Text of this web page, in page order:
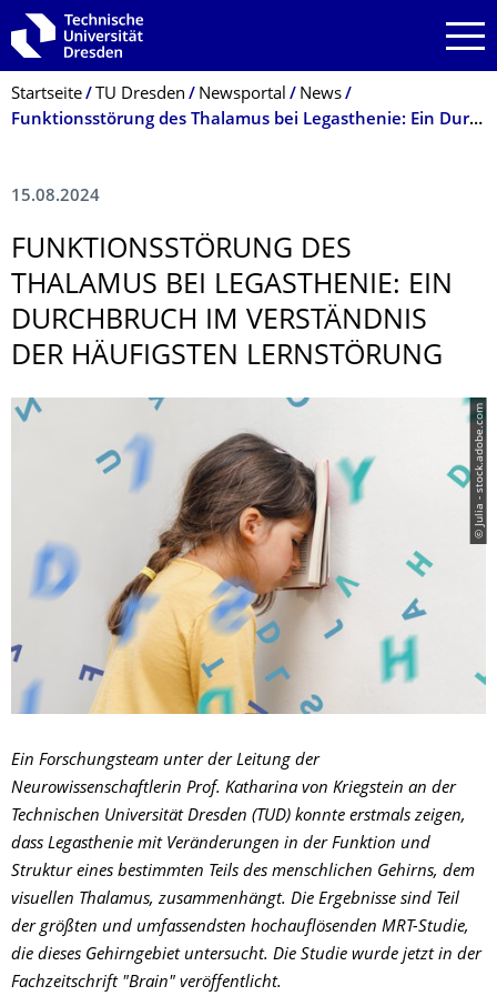
Zur Hauptnavigation springen
Zur Suche springen
Zum Inhalt springen
Breadcrumb-Menü
Startseite TU Dresden Newsportal
News
Funktionsstörung des Thalamus bei Legasthenie: Ein Durchbruch im Verständnis der häufigsten Lernstörung
15.08.2024
FUNKTIONSSTÖ­RUNG DES
THALAMUS BEI LEGASTHENIE: EIN
DURCHBRUCH IM VERSTÄNDNIS
DER HÄUFIGSTEN LERNSTÖRUNG
© Julia - stock.adobe.com
Ein Forschungsteam unter der Leitung der
Neurowissenschaftlerin Prof. Katharina von Kriegstein an der
Technischen Universität Dresden (TUD) konnte erstmals zeigen,
dass Legasthenie mit Veränderungen in der Funktion und
Struktur eines bestimmten Teils des menschlichen Gehirns, dem
visuellen Thalamus, zusammenhängt. Die Ergebnisse sind Teil
der größten und umfassendsten hochauflösenden MRT-Studie,
die dieses Gehirngebiet untersucht. Die Studie wurde jetzt in der
Fachzeitschrift "Brain" veröffentlicht.